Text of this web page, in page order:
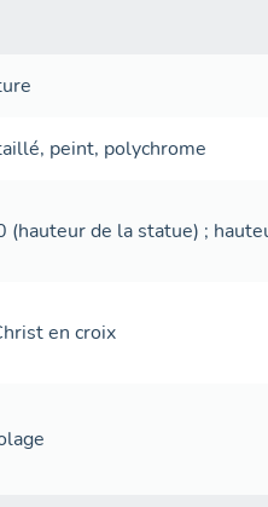
, peint, polychrome
(hauteur de la statue) ;
en croix